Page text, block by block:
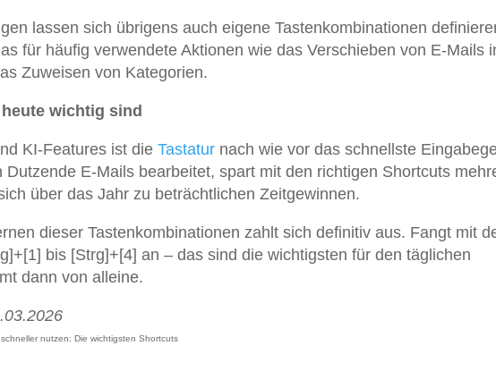
lassen sich übrigens auch eigene Tastenkombinationen
für häufig verwendete Aktionen wie das Verschieben von E-Mails
Zuweisen von Kategorien.
wichtig sind
KI-Features ist die Tastatur nach wie vor das schnellste
Dutzende E-Mails bearbeitet, spart mit den richtigen Shortcuts
über das Jahr zu beträchtlichen Zeitgewinnen.
dieser Tastenkombinationen zahlt sich definitiv aus. Fangt mit
bis [Strg]+[4] an – das sind die wichtigsten für den täglichen
dann von alleine.
nutzen: Die wichtigsten Shortcuts